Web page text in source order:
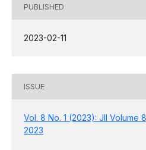
PUBLISHED
2023-02-11
ISSUE
Vol. 8 No. 1 (2023): JII Volume
2023